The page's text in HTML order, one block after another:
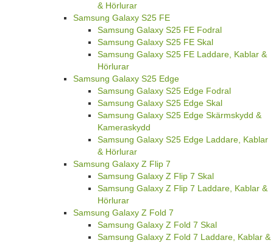
& Hörlurar
Samsung Galaxy S25 FE
Samsung Galaxy S25 FE Fodral
Samsung Galaxy S25 FE Skal
Samsung Galaxy S25 FE Laddare, Kablar &
Hörlurar
Samsung Galaxy S25 Edge
Samsung Galaxy S25 Edge Fodral
Samsung Galaxy S25 Edge Skal
Samsung Galaxy S25 Edge Skärmskydd &
Kameraskydd
Samsung Galaxy S25 Edge Laddare, Kablar
& Hörlurar
Samsung Galaxy Z Flip 7
Samsung Galaxy Z Flip 7 Skal
Samsung Galaxy Z Flip 7 Laddare, Kablar &
Hörlurar
Samsung Galaxy Z Fold 7
Samsung Galaxy Z Fold 7 Skal
Samsung Galaxy Z Fold 7 Laddare, Kablar &